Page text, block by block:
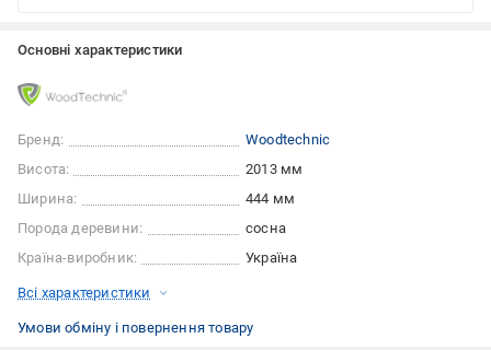
Основні характеристики
Бренд:
Woodtechnic
Висота:
2013 мм
Ширина:
444 мм
Порода деревини:
сосна
Країна-виробник:
Україна
Всі характеристики
Умови обміну і повернення товару